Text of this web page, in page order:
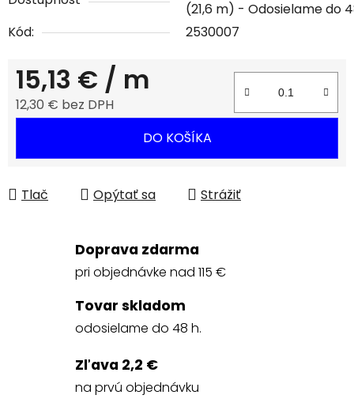
(21,6 m)
Kód:
2530007
15,13 € / m
12,30 € bez DPH
DO KOŠÍKA
Tlač Opýtať sa Strážiť
Doprava zdarma
pri objednávke nad 115 €
Tovar skladom
odosielame do 48 h.
Zľava 2,2 €
na prvú objednávku